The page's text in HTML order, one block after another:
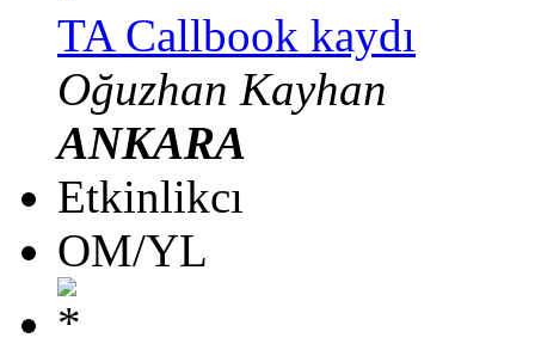
TA Callbook kaydı
Oğuzhan Kayhan
ANKARA
Etkinlikcı
OM/YL